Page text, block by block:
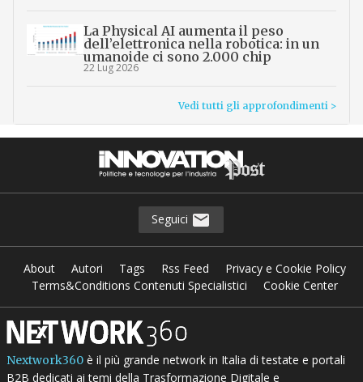
La Physical AI aumenta il peso
dell’elettronica nella robotica: in un
umanoide ci sono 2.000 chip
22 Lug 2026
Vedi tutti gli approfondimenti >
Seguici
About Autori Tags Rss Feed
Privacy e Cookie Policy
Terms&Conditions Contenuti Specialistici
Cookie Center
Nextwork360è il più grande network in Italia di testate e portali
B2B dedicati ai temi della Trasformazione Digitale e